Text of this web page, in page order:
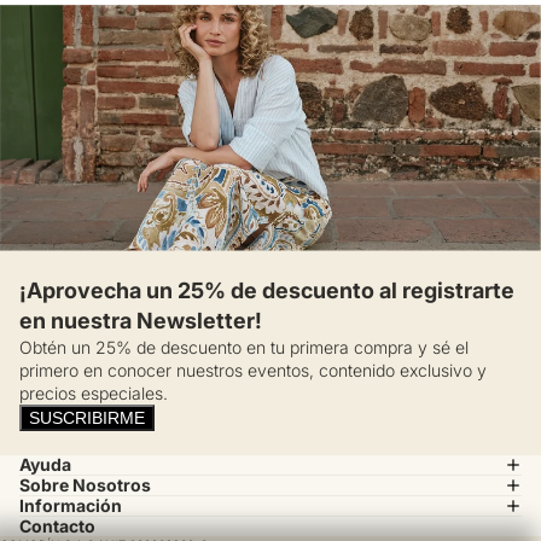
¡Aprovecha un 25% de descuento al registrarte
en nuestra Newsletter!
Obtén un 25% de descuento en tu primera compra y sé el
primero en conocer nuestros eventos, contenido exclusivo y
precios especiales.
SUSCRIBIRME
Ayuda
Sobre Nosotros
Información
Contacto